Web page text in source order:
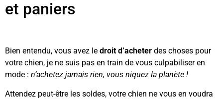
et paniers
Bien entendu, vous avez le droit d’acheter des choses pour
votre chien, je ne suis pas en train de vous culpabiliser en
mode : n’achetez jamais rien, vous niquez la planète !
Attendez peut-être les soldes, votre chien ne vous en voudra